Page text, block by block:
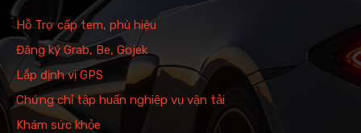
Hỗ Trợ cấp tem, phù hiệu
Đăng ký Grab, Be, Gojek
Lắp định vị GPS
Chứng chỉ tập huấn nghiệp vụ vận tải
Khám sức khỏe